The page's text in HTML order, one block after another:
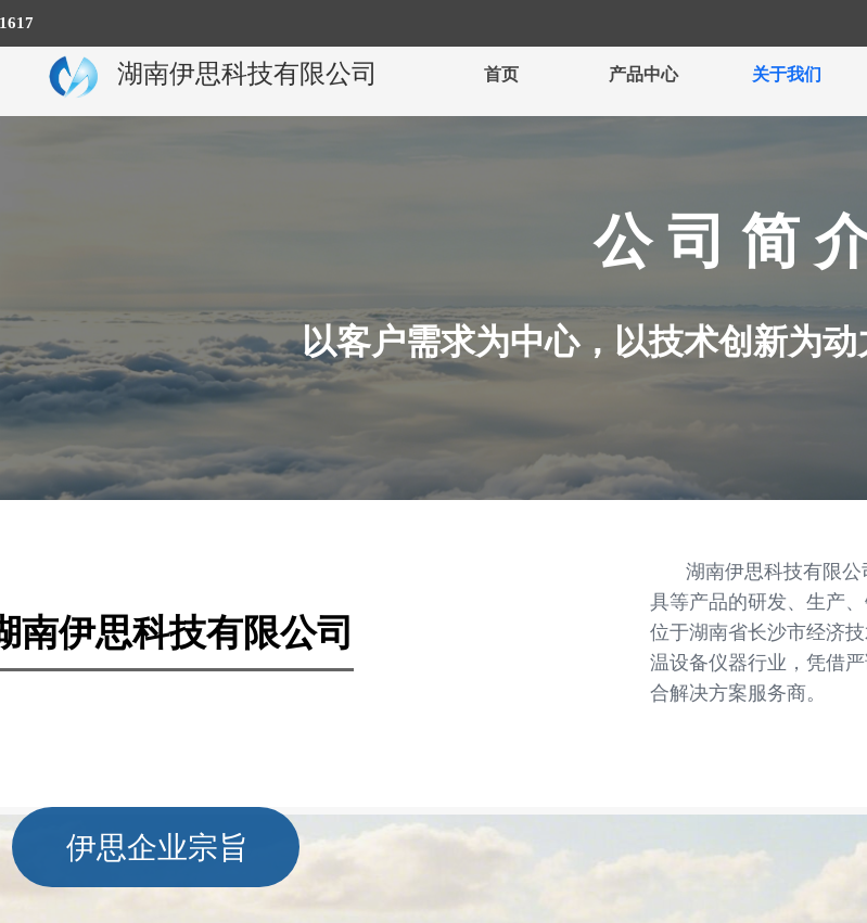
首页 产品中心 关于我们
湖南伊思科技有限公司
伊思企业宗旨
公 司 简
以客户需求为中心，以技术创新为
南伊思科技有限公司
湖南伊思科技有限公
具等产品的研发、生产
位于湖南省长沙市经济
温设备仪器行业，凭借
合解决方案服务商。